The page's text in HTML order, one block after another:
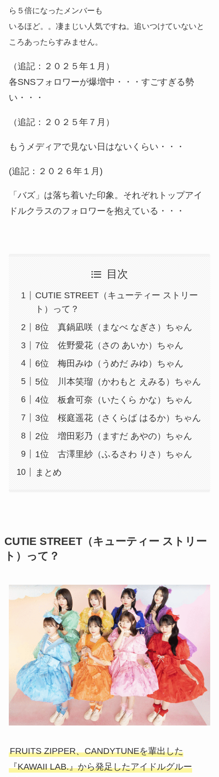
ら５倍になったメンバーも
いるほど。。凄まじい人気ですね。追いつけていないと
ころあったらすみません。
（追記：２０２５年１月）
各SNSフォロワーが爆増中・・・すごすぎる勢
い・・・
（追記：２０２５年７月）
もうメディアで見ない日はないくらい・・・
(追記：２０２６年１月)
「バズ」は落ち着いた印象。それぞれトップアイ
ドルクラスのフォロワーを抱えている・・・
目次
CUTIE STREET（キューティー ストリー
ト）って？
8位 真鍋凪咲（まなべ なぎさ）ちゃん
7位 佐野愛花（さの あいか）ちゃん
6位 梅田みゆ（うめだ みゆ）ちゃん
5位 川本笑瑠（かわもと えみる）ちゃん
4位 板倉可奈（いたくら かな）ちゃん
3位 桜庭遥花（さくらば はるか）ちゃん
2位 増田彩乃（ますだ あやの）ちゃん
1位 古澤里紗（ふるさわ りさ）ちゃん
まとめ
CUTIE STREET（キューティー ストリー
ト）って？
FRUITS ZIPPER、CANDYTUNEを輩出した
『KAWAII LAB.』から発足したアイドルグルー